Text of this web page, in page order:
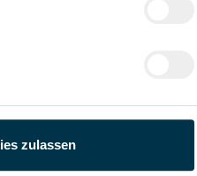
zulassen
Daten im
für die Dauer von drei